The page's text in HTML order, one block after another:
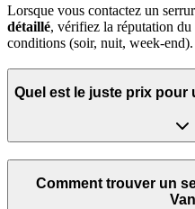
Lorsque vous contactez un
détaillé, vérifiez la réputation
conditions (soir, nuit, week‑end).
Quel est le juste prix pour
Comment trouver un